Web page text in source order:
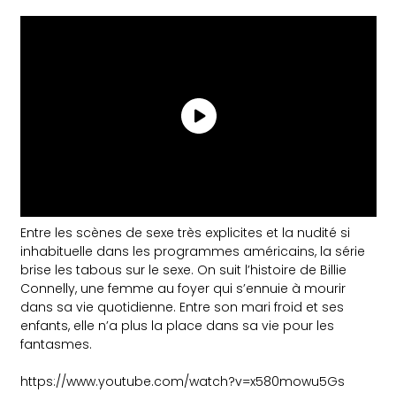
Entre les scènes de sexe très explicites et la nudité si
inhabituelle dans les programmes américains, la série
brise les tabous sur le sexe. On suit l’histoire de Billie
Connelly, une femme au foyer qui s’ennuie à mourir
dans sa vie quotidienne. Entre son mari froid et ses
enfants, elle n’a plus la place dans sa vie pour les
fantasmes.
https://www.youtube.com/watch?v=x580mowu5Gs